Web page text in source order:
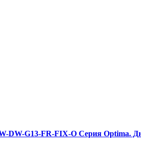
DW-G13-FR-FIX-O Серия Optima.